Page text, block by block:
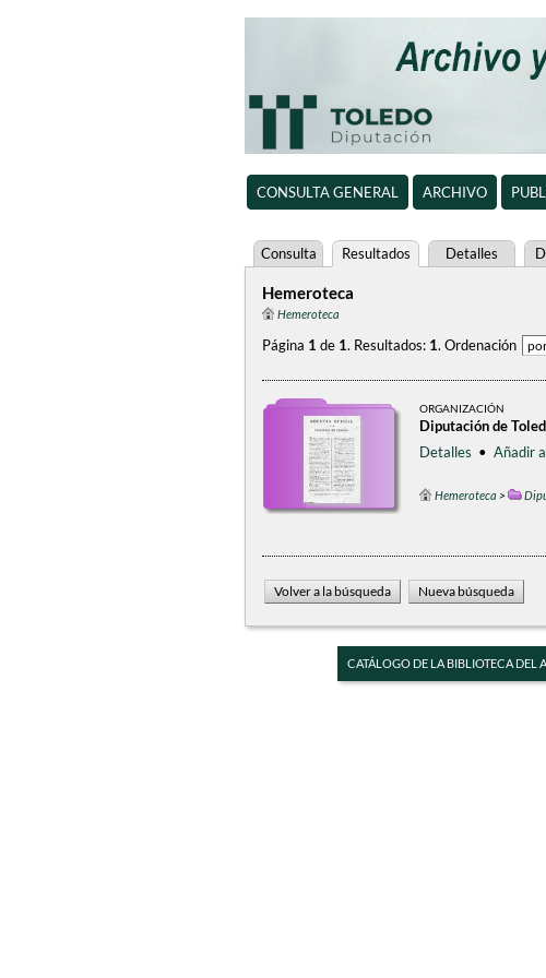
CONSULTA GENERAL ARCHIVO
Consulta Resultados Detalles
Hemeroteca
Hemeroteca
Página 1 de 1. Resultados: 1. Ordenación
ORGANIZACIÓN
Diputación de
Detalles • Añadir
Hemeroteca >
CATÁLOGO DE LA BIBLIOTECA DEL